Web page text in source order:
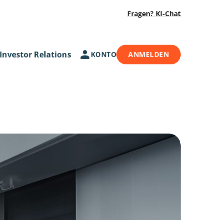
Fragen? KI-Chat
Relations KONTO ANMELDEN